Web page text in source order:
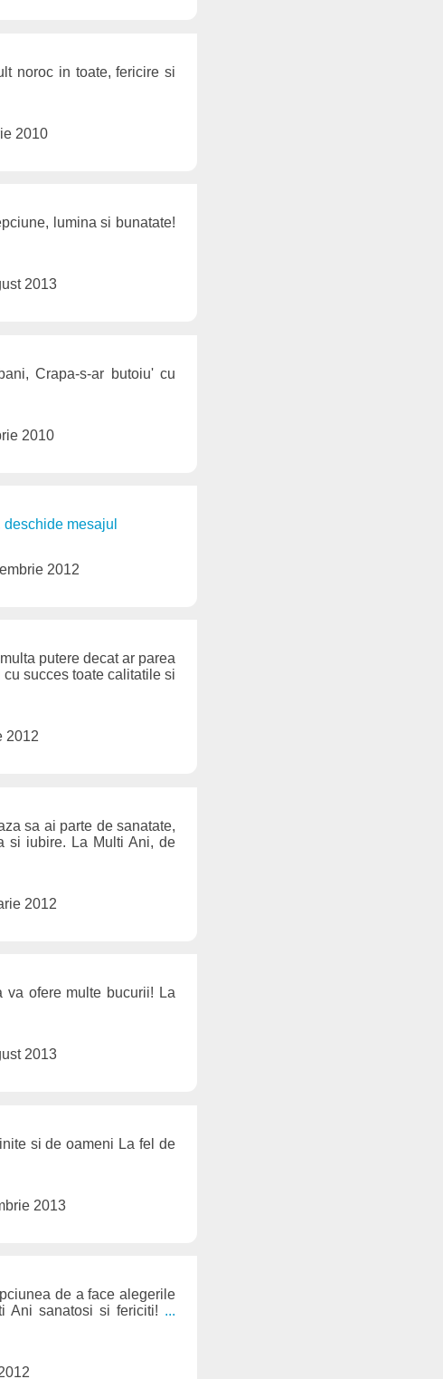
noroc in toate, fericire si
2010
lumina si bunatate!
2013
Crapa-s-ar butoiu' cu
2010
deschide mesajul
2012
putere decat ar parea
succes toate calitatile si
2012
sa ai parte de sanatate,
si iubire. La Multi Ani, de
2012
va ofere multe bucurii! La
2013
si de oameni La fel de
2013
de a face alegerile
Ani sanatosi si fericiti! ...